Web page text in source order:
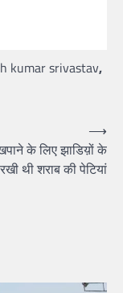
kumar srivastav,
के लिए झाडिय़ों के
थी शराब की पेटियां
⟶